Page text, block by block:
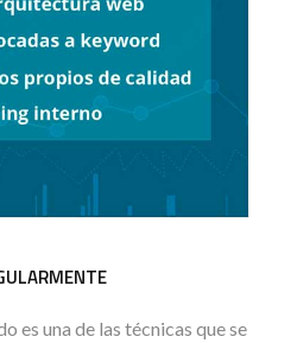
es una de las técnicas que se